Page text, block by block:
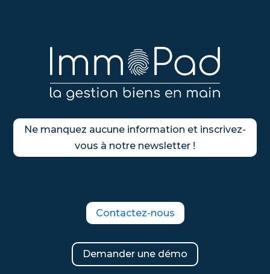
Ne manquez aucune information et inscrivez-
vous à notre newsletter !
Contactez-nous
Demander une démo